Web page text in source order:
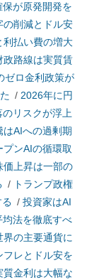
が原発開発を
の削減とドル安
利払い費の増大
政路線は実質賃
ゼロ金利政策が
/ 2026年に円
リスクが浮上
AIへの過剰期
ンAIの循環取
価上昇は一部の
/ トランプ政権
/ 投資家はAI
法を徹底すべ
の主要通貨に
フレとドル安を
質金利は大幅な